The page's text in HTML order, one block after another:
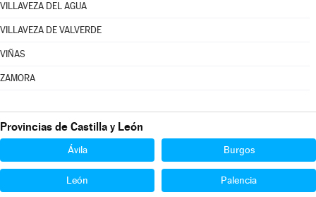
VILLAVEZA DEL AGUA
VILLAVEZA DE VALVERDE
VIÑAS
ZAMORA
Provincias de Castilla y León
Ávila Burgos
León Palencia